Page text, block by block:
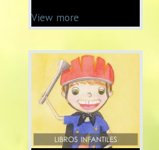
View more